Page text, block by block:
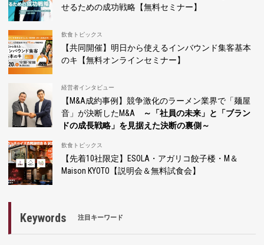
せるための成功戦略【無料セミナー】
飲食トピックス
【共同開催】明日から使えるインバウンド集客基本
のキ【無料オンラインセミナー】
経営者インタビュー
【M&A成約事例】競争激化のラーメン業界で「麺屋
音」が決断したM&A
～「社員の未来」と「ブラン
ドの成長戦略」を見据えた決断の裏側～
飲食トピックス
【先着10社限定】ESOLA・アガリコ餃子楼・M＆
Maison KYOTO【説明会＆無料試食会】
Keywords 注目キーワード